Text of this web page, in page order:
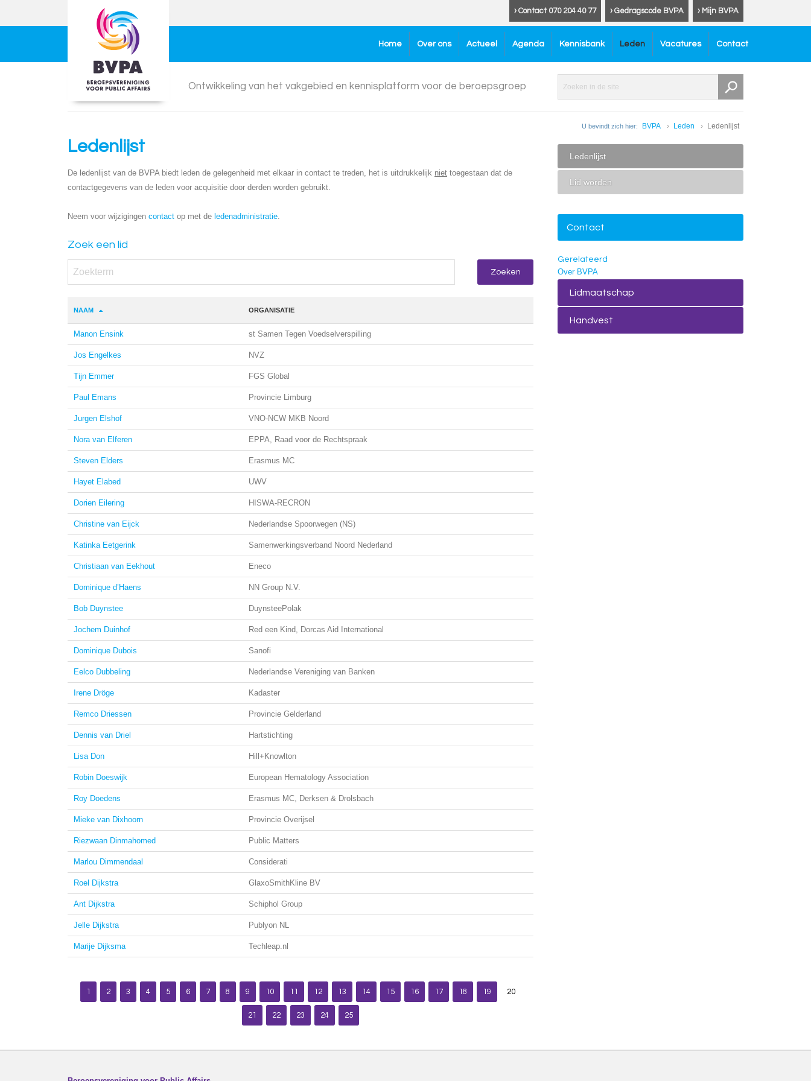
› Mijn BVPA
› Gedragscode BVPA
› Contact 070 204 40 77
Home Over ons Actueel Agenda Kennisbank Leden Vacatures Contact
Ontwikkeling van het vakgebied en kennisplatform voor de beroepsgroep
U bevindt zich hier: BVPA Leden Ledenlijst
Ledenlijst
De ledenlijst van de BVPA biedt leden de gelegenheid met elkaar in contact te treden, het is uitdrukkelijk niet toegestaan dat de
contactgegevens van de leden voor acquisitie door derden worden gebruikt.
Neem voor wijzigingen contact op met de ledenadministratie.
Zoek een lid
NAAM ORGANISATIE
Manon Ensink st Samen Tegen Voedselverspilling
Jos Engelkes NVZ
Tijn Emmer FGS Global
Paul Emans Provincie Limburg
Jurgen Elshof VNO-NCW MKB Noord
Nora van Elferen EPPA, Raad voor de Rechtspraak
Steven Elders Erasmus MC
Hayet Elabed UWV
Dorien Eilering HISWA-RECRON
Christine van Eijck Nederlandse Spoorwegen (NS)
Katinka Eetgerink Samenwerkingsverband Noord Nederland
Christiaan van Eekhout Eneco
Dominique d’Haens NN Group N.V.
Bob Duynstee DuynsteePolak
Jochem Duinhof Red een Kind, Dorcas Aid International
Dominique Dubois Sanofi
Eelco Dubbeling Nederlandse Vereniging van Banken
Irene Dröge Kadaster
Remco Driessen Provincie Gelderland
Dennis van Driel Hartstichting
Lisa Don Hill+Knowlton
Robin Doeswijk European Hematology Association
Roy Doedens Erasmus MC, Derksen & Drolsbach
Mieke van Dixhoorn Provincie Overijsel
Riezwaan Dinmahomed Public Matters
Marlou Dimmendaal Considerati
Roel Dijkstra GlaxoSmithKline BV
Ant Dijkstra Schiphol Group
Jelle Dijkstra Publyon NL
Marije Dijksma Techleap.nl
1 2 3 4 5 6 7 8 9 10 11 12 13 14 15 16 17 18 19 20
21 22 23 24 25
Ledenlijst
Lid worden
Contact
Gerelateerd
Over BVPA
Lidmaatschap
Handvest